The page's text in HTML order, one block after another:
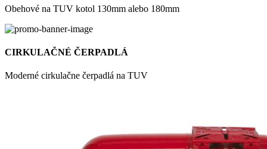
Obehové na TUV kotol 130mm alebo 180mm
CIRKULAČNÉ ČERPADLÁ
Moderné cirkulačne čerpadlá na TUV